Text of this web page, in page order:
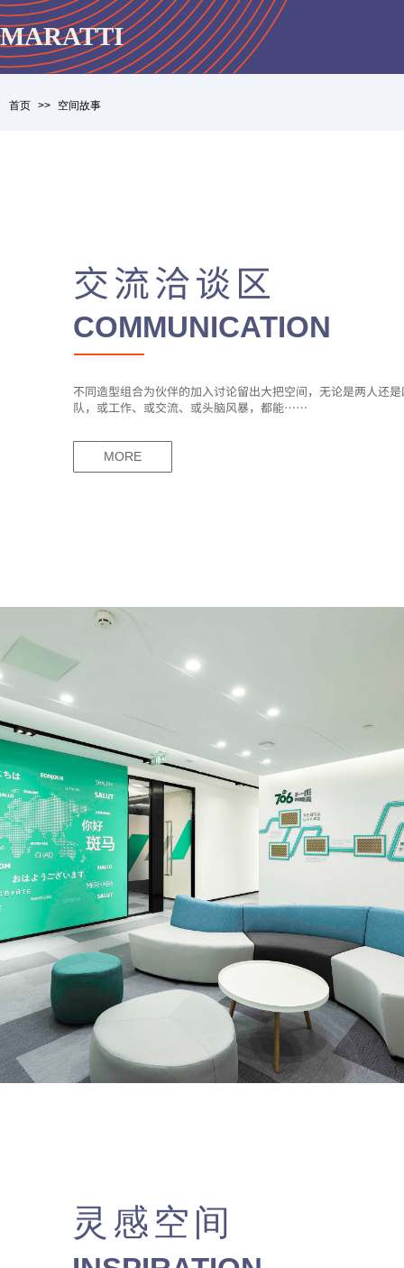
不同造型组合为伙伴的加入讨论留出大把空间，无论是两人还
队，或工作、或交流、或头脑风暴，都能……
首页 >> 空间故事
灵感空间
交流洽谈区
COMMUNICATION
MORE
MARATTI